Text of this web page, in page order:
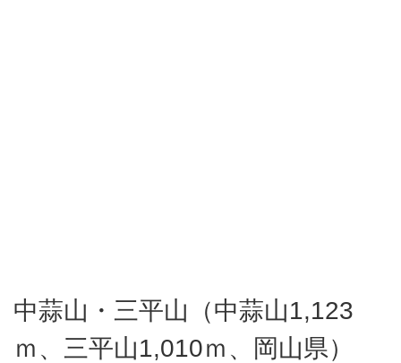
中蒜山・三平山（中蒜山1,123
ｍ、三平山1,010ｍ、岡山県）